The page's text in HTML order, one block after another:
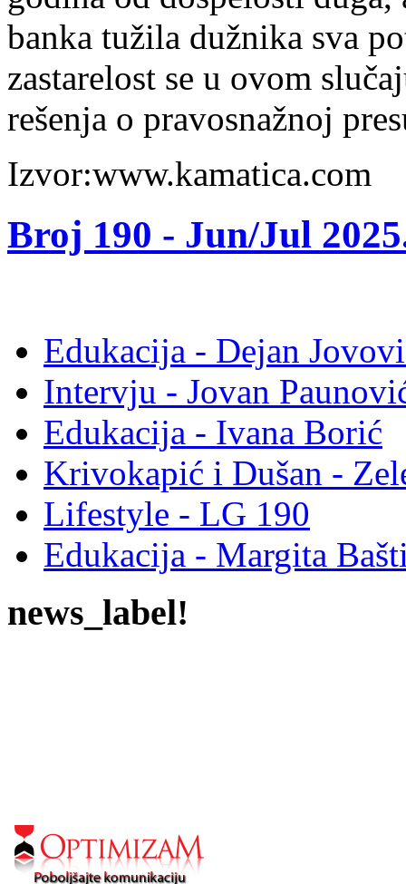
banka tužila dužnika sva
zastarelost se u ovom
rešenja o pravosnažnoj
Izvor:www.kamatica.com
Broj 190 - Jun/Jul
Edukacija - Dejan
Intervju - Jovan
Edukacija - Ivana Borić
Krivokapić i Dušan -
Lifestyle - LG 190
Edukacija - Margita
news_label!